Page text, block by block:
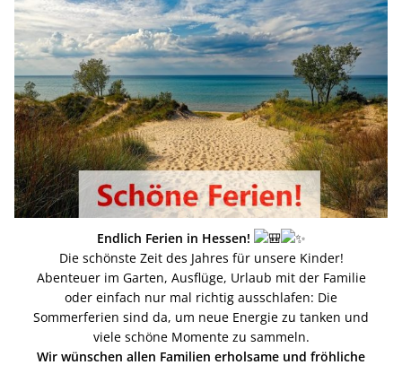
Endlich Ferien in Hessen!
Die schönste Zeit des Jahres für unsere Kinder!
Abenteuer im Garten, Ausflüge, Urlaub mit der Familie
oder einfach nur mal richtig ausschlafen: Die
Sommerferien sind da, um neue Energie zu tanken und
viele schöne Momente zu sammeln.
Wir wünschen allen Familien erholsame und fröhliche